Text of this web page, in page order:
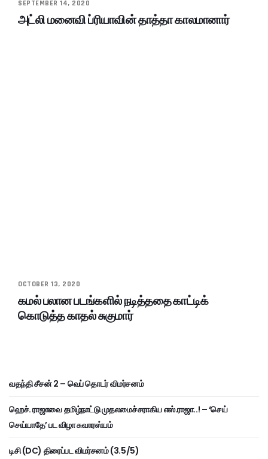
SEPTEMBER 14, 2020
அட்லி மனைவி ப்ரியாவின் தாத்தா காலமானார்
OCTOBER 13, 2020
கமல் பலான படங்களில் நடித்ததை காட்டிக்
கொடுத்த காதல் சுகுமார்
வதந்தி சீசன் 2 – வெப் தொடர் விமர்சனம்
ஹெச். ராஜாவை தமிழ்நாட்டு முதலமைச்சராகிய எஸ்.ராஜா..! – ‘செய்
செய்யாதே’ பட விழா சுவாரஸ்யம்
டிசி (DC) திரைப்பட விமர்சனம் (3.5/5)